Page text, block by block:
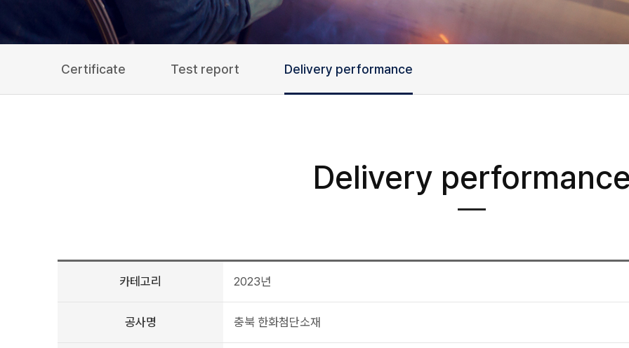
Certificate Test report Delivery performance
Delivery
카테고리 2023년
공사명 충북 한화첨단소재